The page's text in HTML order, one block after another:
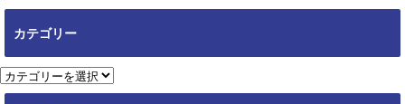
ー
ブ
カテゴリー
カ
テ